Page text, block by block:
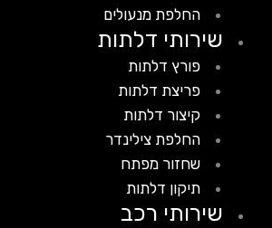
החלפת מנעולים
שירותי דלתות
פורץ דלתות
פריצת דלתות
קיצור דלתות
החלפת צילינדר
שחזור מפתח
תיקון דלתות
שירותי רכב